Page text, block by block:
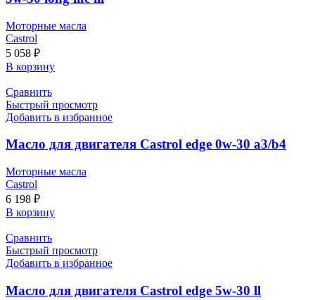
Моторные масла
Castrol
5 058 ₽
В корзину
Сравнить
Быстрый просмотр
Добавить в избранное
Масло для двигателя Castrol edge 0w-30 a3/b4
Моторные масла
Castrol
6 198 ₽
В корзину
Сравнить
Быстрый просмотр
Добавить в избранное
Масло для двигателя Castrol edge 5w-30 ll